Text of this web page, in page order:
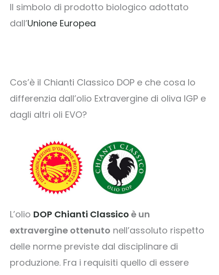
Il simbolo di prodotto biologico adottato
dall’Unione Europea
Cos’è il Chianti Classico DOP e che cosa lo
differenzia dall’olio Extravergine di oliva IGP e
dagli altri oli EVO?
L’olio DOP Chianti Classico è un
extravergine ottenuto nell’assoluto rispetto
delle norme previste dal disciplinare di
produzione. Fra i requisiti quello di essere